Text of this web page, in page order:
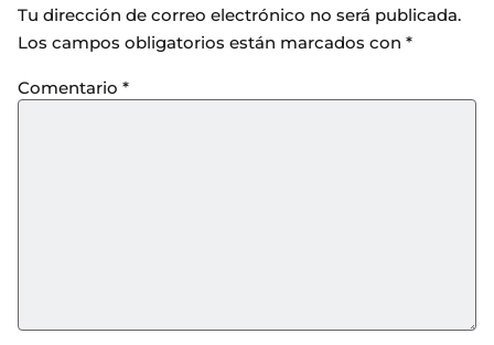
Tu dirección de correo electrónico no será publicada.
Los campos obligatorios están marcados con *
Comentario *